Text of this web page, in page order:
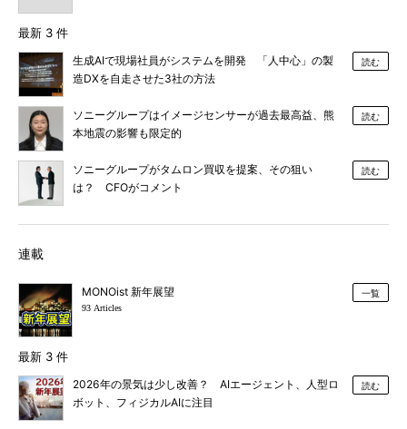
最新 3 件
生成AIで現場社員がシステムを開発 「人中心」の製
造DXを自走させた3社の方法
読む
ソニーグループはイメージセンサーが過去最高益、熊
本地震の影響も限定的
読む
ソニーグループがタムロン買収を提案、その狙い
は？ CFOがコメント
読む
連載
MONOist 新年展望
93 Articles
一覧
最新 3 件
2026年の景気は少し改善？ AIエージェント、人型ロ
ボット、フィジカルAIに注目
読む